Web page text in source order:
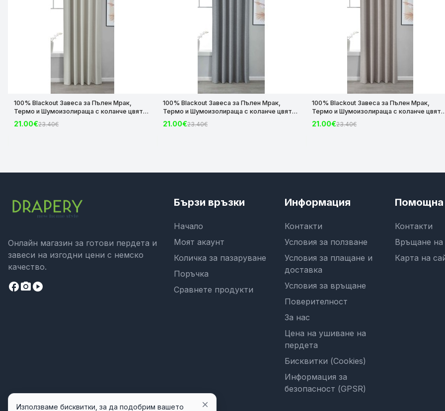
100% Blackout Завеса за Пълен Мрак,
Термо и Шумоизолираща с коланче цвят
Крем, 175х140 и 245х140 за Релса и Корниз
код-2023600-004
21.00€23.40€
100% Blackout Завеса за Пълен Мрак,
Термо и Шумоизолираща с коланче цвят
Сив, 175х140 и 245х140 за Релса и Корниз
код-2023600-006
21.00€23.40€
100% Blackout Завеса за Пълен Мрак,
Термо и Шумоизолираща с коланче цвят
Таупе, 175х140 и 245х140 за Релса и Корниз
код-2023600-012
21.00€23.40€
Онлайн магазин за готови пердета и
завеси на изгодни цени с немско
качество.
facebookcamera_altplay_circle
Бързи връзки
Начало
Моят акаунт
Количка за пазаруване
Поръчка
Сравнете продукти
Информация
Контакти
Условия за ползване
Условия за плащане и
доставка
Условия за връщане
Поверителност
За нас
Цена на ушиване на
пердета
Бисквитки (Cookies)
Информация за
безопасност (GPSR)
Помощна
Контакти
Връщане на
Карта на
close
Използваме бисквитки, за да подобрим вашето